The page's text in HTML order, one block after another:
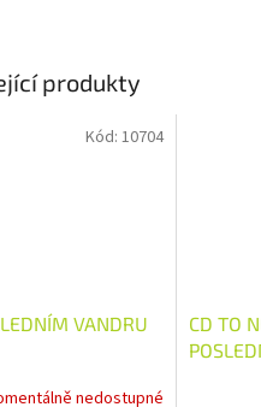
produkty
VANDRU
nedostupné
Kód: 10704
CD TO